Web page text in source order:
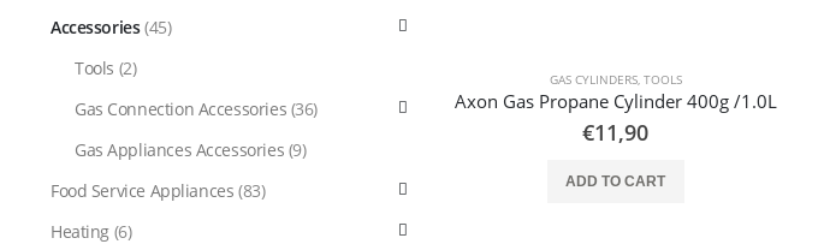
GAS CYLINDERS, TOOLS
Axon Gas Propane Cylinder 400g /1.0L
€11,90
ADD TO CART
Accessories(45)
Tools (2)
Gas Connection Accessories (36)
Gas Appliances Accessories (9)
Food Service Appliances (83)
Heating (6)